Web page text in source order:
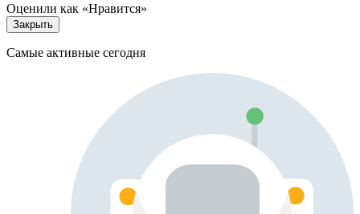
Оценили как «Нравится»
Закрыть
Самые активные сегодня